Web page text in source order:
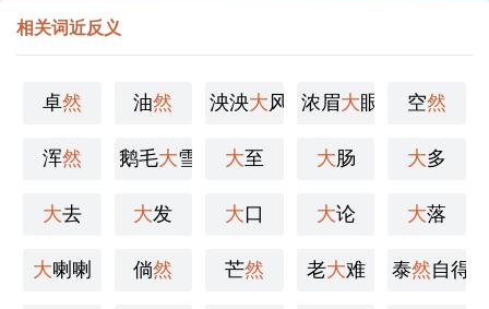
相关词近反义
卓然 油然 泱泱大风 浓眉大眼 空然
浑然 鹅毛大雪 大至 大肠 大多
大去 大发 大口 大论 大落
大喇喇 倘然 芒然 老大难 泰然自得